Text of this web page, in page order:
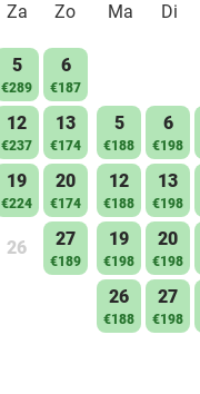
Za Zo
5
€289
6
€187
12
€237
13
€174
19
€224
20
€174
26 27
€189
Ma
Di
5
€188
6
€198
12
€188
13
€198
19
€198
20
€198
26
€188
27
€198